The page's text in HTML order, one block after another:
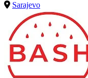
Sarajevo